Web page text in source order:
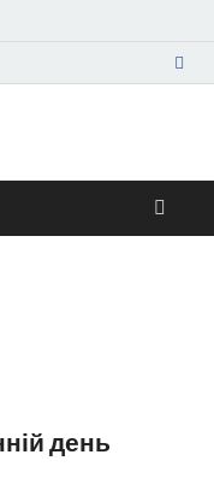
—
коррупция,
день